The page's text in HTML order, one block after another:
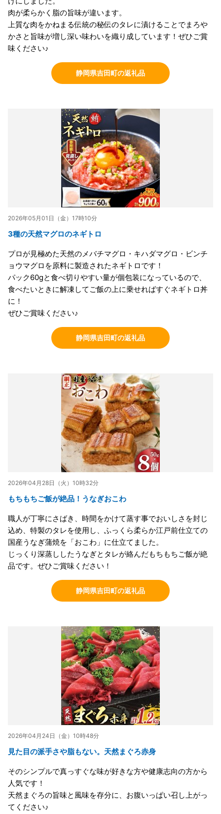
肉が柔らかく脂の旨味が違います。
上質な肉をかねまる伝統の秘伝のタレに漬けることでまろや
かさと旨味が増し深い味わいを織り成しています！ぜひご賞
味ください♪
静岡県吉田町の返礼品
2026年05月01日（金）17時10分
3種の天然マグロのネギトロ
プロが見極めた天然のメバチマグロ・キハダマグロ・ビンチ
ョウマグロを原料に製造されたネギトロです！
パック60gと食べ切りやすい量が個包装になっているので、
食べたいときに解凍してご飯の上に乗せればすぐネギトロ丼
に！
ぜひご賞味ください♪
静岡県吉田町の返礼品
2026年04月28日（火）10時32分
もちもちご飯が絶品！うなぎおこわ
職人が丁寧にさばき、時間をかけて蒸す事でおいしさを封じ
込め、特製のタレを使用し、ふっくら柔らか江戸前仕立ての
国産うなぎ蒲焼を「おこわ」に仕立てました。
じっくり深蒸ししたうなぎとタレが絡んだもちもちご飯が絶
品です。ぜひご賞味ください！
静岡県吉田町の返礼品
2026年04月24日（金）10時48分
見た目の派手さや脂もない。天然まぐろ赤身
そのシンプルで真っすぐな味が好きな方や健康志向の方から
人気です！
天然まぐろの旨味と風味を存分に、お腹いっぱい召し上がっ
てください♪